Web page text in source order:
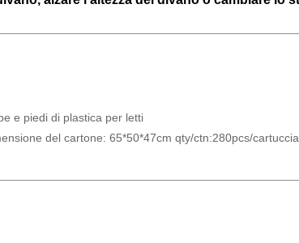
e piedi di plastica per letti
del cartone: 65*50*47cm qty/ctn:280pcs/cartuccia